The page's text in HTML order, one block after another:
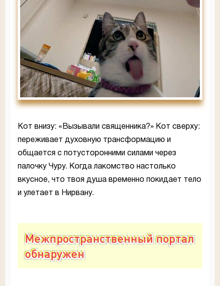
Кот внизу: «Вызывали священника?» Кот сверху:
переживает духовную трансформацию и
общается с потусторонними силами через
палочку Чуру. Когда лакомство настолько
вкусное, что твоя душа временно покидает тело
и улетает в Нирвану.
Межпространственный портал
обнаружен